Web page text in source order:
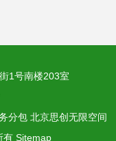
1号南楼203室
分包 北京思创无限空间
有 Sitemap